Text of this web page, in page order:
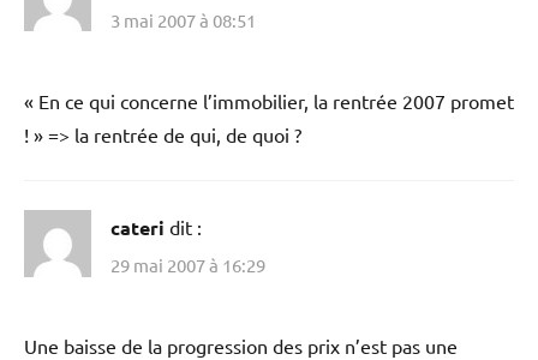
3 mai 2007 à 08:51
« En ce qui concerne l’immobilier, la rentrée 2007 promet
! » => la rentrée de qui, de quoi ?
cateri dit :
29 mai 2007 à 16:29
Une baisse de la progression des prix n’est pas une